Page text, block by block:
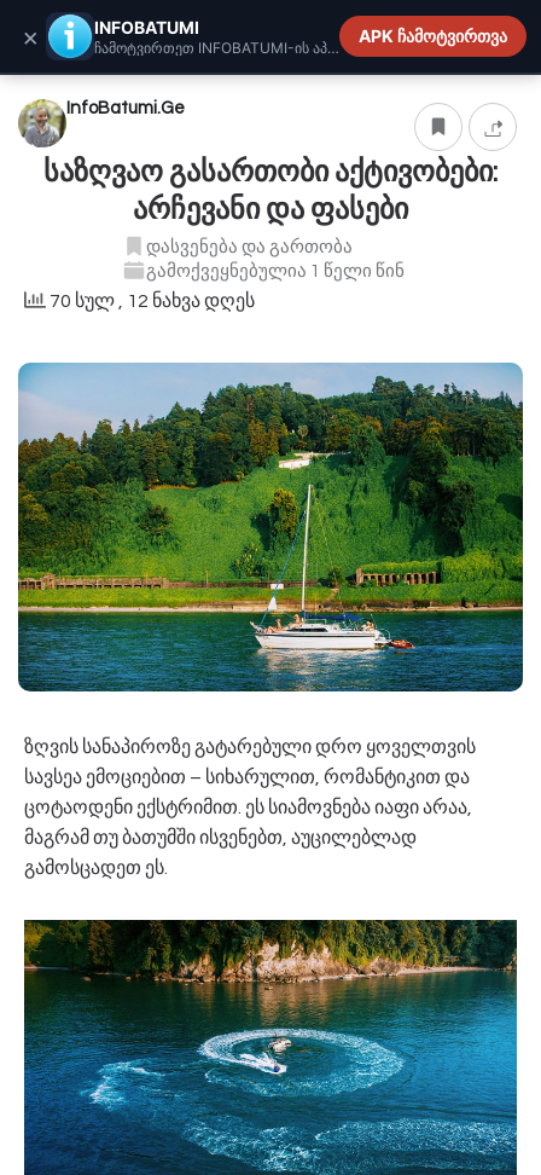
INFOBATUMI.GE
InfoBatumi.Ge
საზღვაო გასართობი აქტივობები:
არჩევანი და ფასები
დასვენება და გართობა
გამოქვეყნებულია 1 წელი წინ
70 სულ , 12 ნახვა დღეს
ზღვის სანაპიროზე გატარებული დრო ყოველთვის
სავსეა ემოციებით – სიხარულით, რომანტიკით და
ცოტაოდენი ექსტრიმით. ეს სიამოვნება იაფი არაა,
მაგრამ თუ ბათუმში ისვენებთ, აუცილებლად
გამოსცადეთ ეს.
× INFOBATUMI
ჩამოტვირთეთ INFOBATUMI-ის აპლიკაცია
APK ჩამოტვირთვა